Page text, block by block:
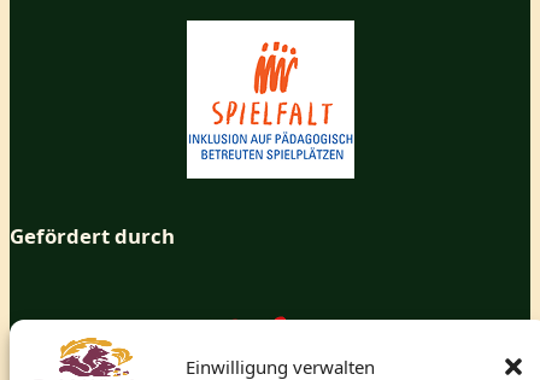
Einwilligung verwalten
Gefördert durch